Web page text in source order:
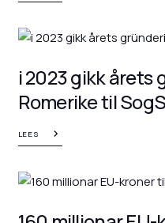
i 2023 gikk årets
Romerike til
LEES